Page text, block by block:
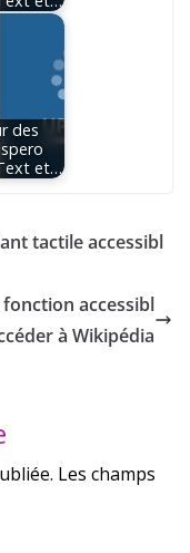
des
et…
tactile accessibl
accessibl
à Wikipédia
Les champs